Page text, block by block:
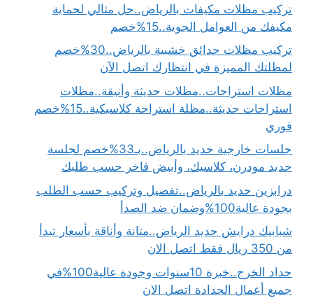
تركيب مظلات مكيفات بالرياض..حل مثالي لحماية
مكيفك من العوامل الجوية..15%خصم
تركيب مظلات حدائق خشبية بالرياض..30%خصم
لمظلتك المميزة في انتظارك اتصل الآن
مظلات استراحات..مظلات حديثة وأنيقة..مظلات
استراحات حديثة..مظلة استراحة كلاسيكية..15%خصم
فوري
جلسات خارجية حديد بالرياض..بـ33%خصم لجلسة
حديد مودرن، كلاسيك، وأبيض فاخر حسب طلبك
درابزين حديد بالرياض..تفصيل وتركيب حسب الطلب
بجودة عالية100%وضمان ضد الصدأ
شبابيك درايش حديد الرياض..متانة وأناقة بأسعار تبدأ
من 350 ريال فقط اتصل الان
حداد الخرج..خبرة 10سنوات وجودة عالية100%في
جميع أعمال الحدادة اتصل الان